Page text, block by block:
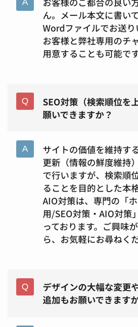
ん。メール本文に書い
Wordファイルでお送り
お客様と弊社専用のチ
用意することも可能です
SEO対策（検索順位を
願いできますか？
サイトの価値を維持す
更新（情報の鮮度維持
で行いますが、検索順
ることを目的とした本
AIO対策は、専門の「
用/SEO対策・AIO対策
っております。ご興味
ら、お気軽にお尋ねく
デザインの大幅な変更
追加もお願いできます